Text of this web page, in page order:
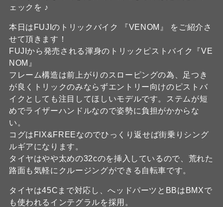
ェックを ♪
本日はFUJIのトリックバイク 『VENOM』 をご紹介さ
せて頂きます！
FUJIから発売される渾身のトリックピストバイク『VE
NOM』
フレーム構造は前上がりのスローピングの為、足つき
が良くトリックのみならずエントリー向けのピストバ
イクとしても注目してほしいモデルです。ステムが短
めでライザーハンドルなので姿勢に負担がかからな
い。
コグはFIX&FREEなのでひっくり返せば街乗りシング
ルギアになります。
タイヤはやや太めの32cのを挿入しているので、荒れた
路面も気軽にクルージングができる自転車です。
タイヤは45Cまで対応し、へッドパーツとBBはBMXで
も使われるインテグラルを採用。